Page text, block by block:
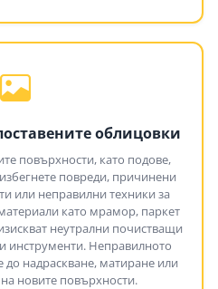
облицовки
повърхности, като подове,
повреди, причинени
или неправилни техники за
като мрамор, паркет
неутрални почистващи
инструменти. Неправилното
надраскване, матиране или
новите повърхности.